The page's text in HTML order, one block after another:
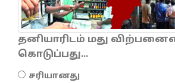
தனியாரிடம் மது
கொடுப்பது...
சரியானது